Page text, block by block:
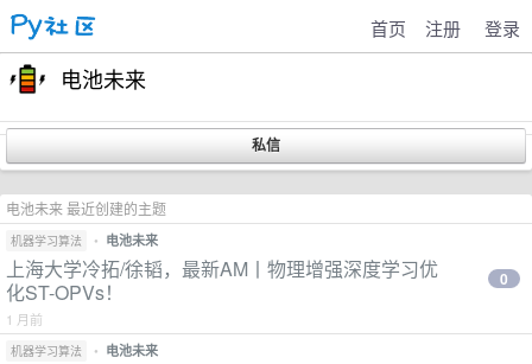
首页 注册 登录
电池未来
电池未来 最近创建的主题
机器学习算法 • 电池未来
上海大学冷拓/徐韬，最新AM丨物理增强深度学习优
化ST-OPVs！
1 月前
0
机器学习算法 • 电池未来